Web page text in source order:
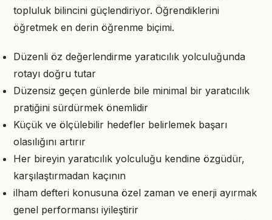
topluluk bilincini güçlendiriyor. Öğrendiklerini
öğretmek en derin öğrenme biçimi.
Düzenli öz değerlendirme yaratıcılık yolculuğunda
rotayı doğru tutar
Düzensiz geçen günlerde bile minimal bir yaratıcılık
pratiğini sürdürmek önemlidir
Küçük ve ölçülebilir hedefler belirlemek başarı
olasılığını artırır
Her bireyin yaratıcılık yolculuğu kendine özgüdür,
karşılaştırmadan kaçının
ilham defteri konusuna özel zaman ve enerji ayırmak
genel performansı iyileştirir